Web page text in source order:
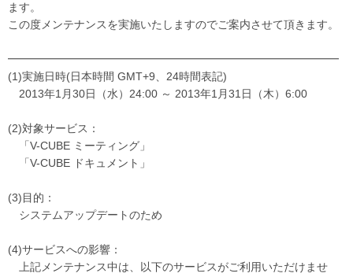
ます。
この度メンテナンスを実施いたしますのでご案内させて頂きます。
━━━━━━━━━━━━━━━━━━━━━━━━━━━━━━
(1)実施日時(日本時間 GMT+9、24時間表記)
2013年1月30日（水）24:00 ～ 2013年1月31日（木）6:00
(2)対象サービス：
「V-CUBE ミーティング」
「V-CUBE ドキュメント」
(3)目的：
システムアップデートのため
(4)サービスへの影響：
上記メンテナンス中は、以下のサービスがご利用いただけませ